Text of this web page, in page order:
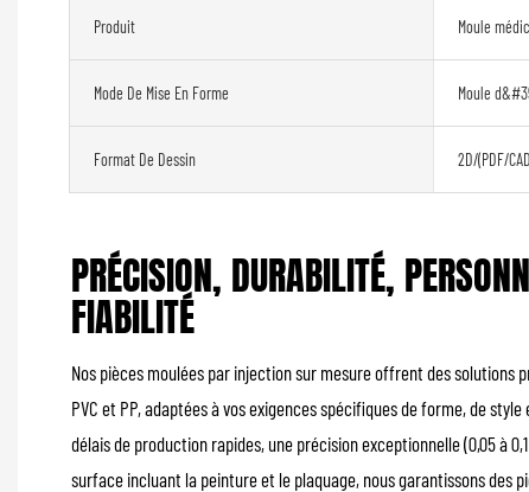
Produit Moule
Mode De Mise En Forme Moule
Format De Dessin 2D/(PDF/
PRÉCISION, DURABILITÉ,
FIABILITÉ
Nos pièces moulées par injection sur mesure offrent des solutions
PVC et PP, adaptées à vos exigences spécifiques de forme, de
délais de production rapides, une précision exceptionnelle (0,05 à
surface incluant la peinture et le plaquage, nous garantissons des